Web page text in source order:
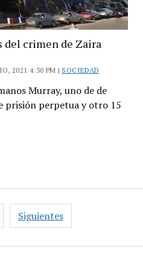
del crimen de Zaira
2021 4:30 PM | SOCIEDAD
Murray, uno de de
prisión perpetua y otro 15
Siguientes